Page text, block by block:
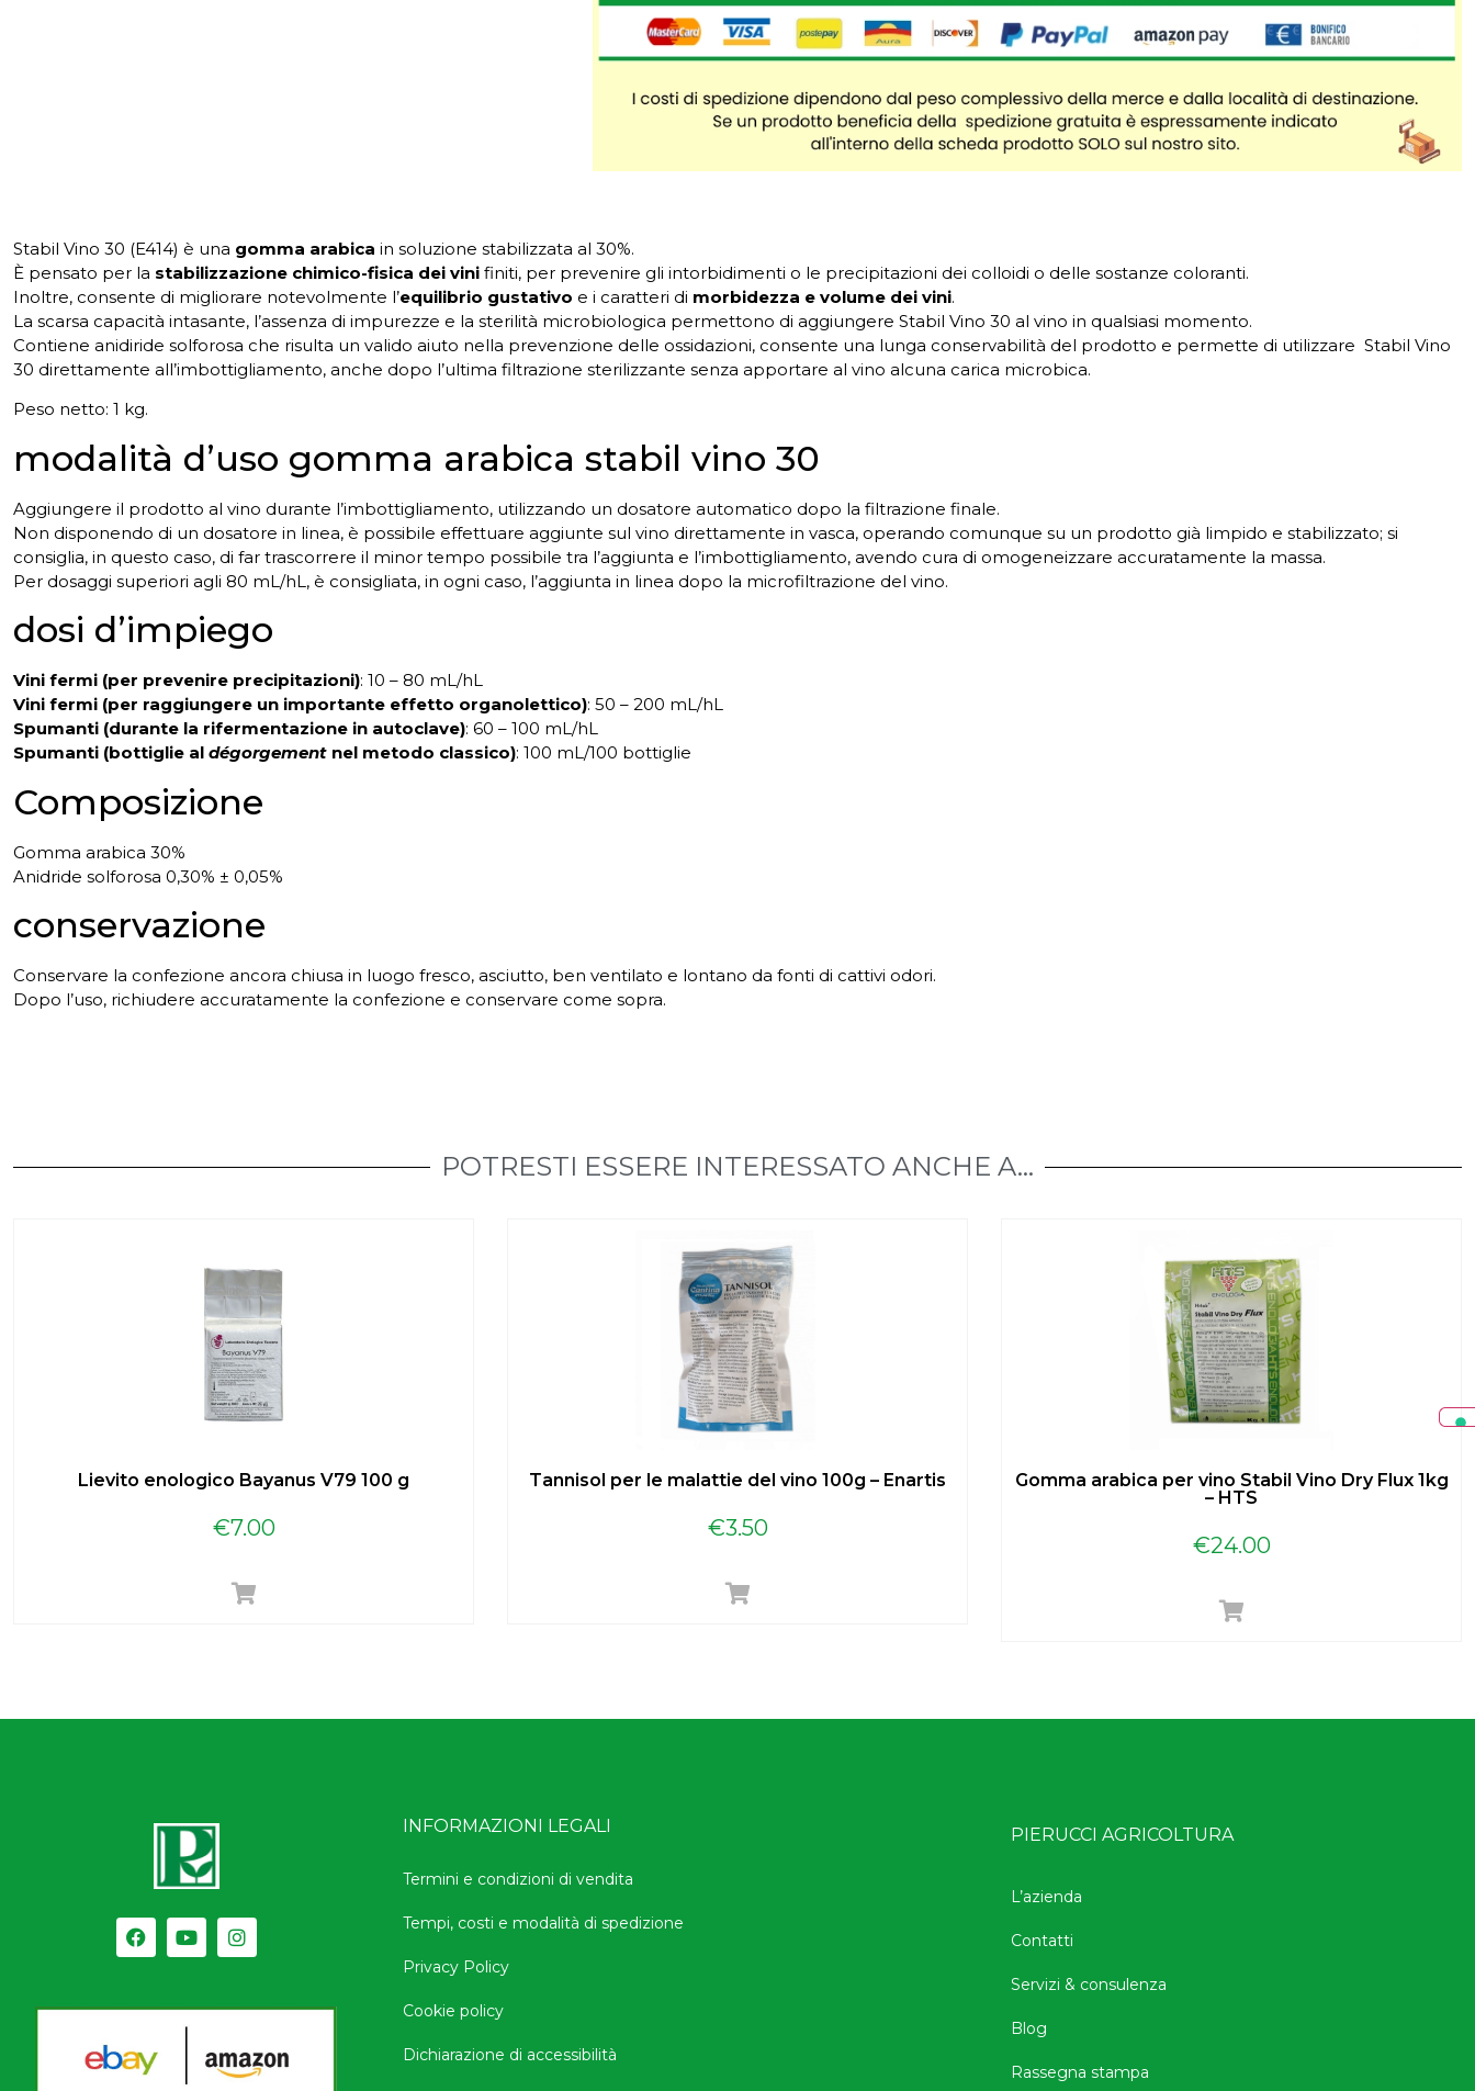
Stabil Vino 30 (E414) è una gomma arabica in soluzione stabilizzata al 30%.
È pensato per la stabilizzazione chimico-fisica dei vini finiti, per prevenire gli intorbidimenti o le precipitazioni dei colloidi o delle sostanze coloranti.
Inoltre, consente di migliorare notevolmente l’equilibrio gustativo e i caratteri di morbidezza e volume dei vini.
La scarsa capacità intasante, l’assenza di impurezze e la sterilità microbiologica permettono di aggiungere Stabil Vino 30 al vino in qualsiasi momento.
Contiene anidiride solforosa che risulta un valido aiuto nella prevenzione delle ossidazioni, consente una lunga conservabilità del prodotto e permette di utilizzare Stabil Vino
30 direttamente all’imbottigliamento, anche dopo l’ultima filtrazione sterilizzante senza apportare al vino alcuna carica microbica.
Peso netto: 1 kg.
modalità d’uso gomma arabica stabil vino 30
Aggiungere il prodotto al vino durante l’imbottigliamento, utilizzando un dosatore automatico dopo la filtrazione finale.
Non disponendo di un dosatore in linea, è possibile effettuare aggiunte sul vino direttamente in vasca, operando comunque su un prodotto già limpido e stabilizzato; si
consiglia, in questo caso, di far trascorrere il minor tempo possibile tra l’aggiunta e l’imbottigliamento, avendo cura di omogeneizzare accuratamente la massa.
Per dosaggi superiori agli 80 mL/hL, è consigliata, in ogni caso, l’aggiunta in linea dopo la microfiltrazione del vino.
dosi d’impiego
Vini fermi (per prevenire precipitazioni): 10 – 80 mL/hL
Vini fermi (per raggiungere un importante effetto organolettico): 50 – 200 mL/hL
Spumanti (durante la rifermentazione in autoclave): 60 – 100 mL/hL
Spumanti (bottiglie al dégorgement nel metodo classico): 100 mL/100 bottiglie
Composizione
Gomma arabica 30%
Anidride solforosa 0,30% ± 0,05%
conservazione
Conservare la confezione ancora chiusa in luogo fresco, asciutto, ben ventilato e lontano da fonti di cattivi odori.
Dopo l’uso, richiudere accuratamente la confezione e conservare come sopra.
POTRESTI ESSERE INTERESSATO ANCHE A...
Lievito enologico Bayanus V79 100 g
€7.00
Tannisol per le malattie del vino 100g – Enartis
€3.50
Gomma arabica per vino Stabil Vino Dry Flux 1kg
– HTS
€24.00
INFORMAZIONI LEGALI
Termini e condizioni di vendita
Tempi, costi e modalità di spedizione
Privacy Policy
Cookie policy
Dichiarazione di accessibilità
PIERUCCI AGRICOLTURA
L’azienda
Contatti
Servizi & consulenza
Blog
Rassegna stampa